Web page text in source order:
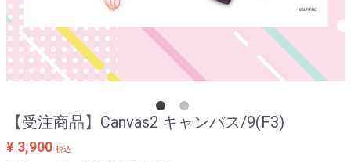
【受注商品】Canvas2 キャンバス/9(F3)
¥ 3,900 税込